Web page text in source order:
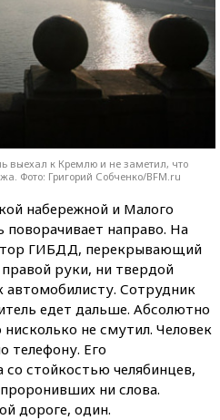
выехал к Кремлю и не заметил, что
Фото: Григорий Собченко/BFM.ru
набережной и Малого
направо. На
ГИБДД, перекрывающий
руки, ни твердой
автомобилисту. Сотрудник
едет дальше. Абсолютно
не смутил. Человек
телефону. Его
стойкостью челябинцев,
ни слова.
дороге, один.